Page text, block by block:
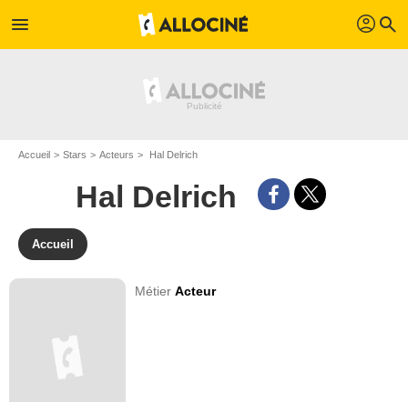
menu profil search
Accueil Stars Acteurs Hal Delrich
Hal Delrich
Accueil
MétierActeur